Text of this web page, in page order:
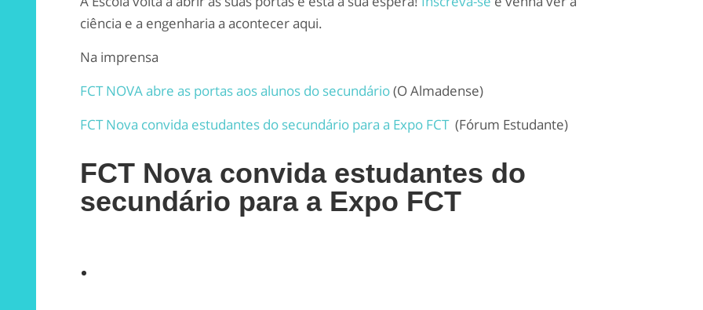
ciência e a engenharia a acontecer aqui.
Na imprensa
FCT NOVA abre as portas aos alunos do secundário(O Almadense)
FCT Nova convida estudantes do secundário para a Expo FCT (Fórum Estudante)
FCT Nova convida estudantes do
secundário para a Expo FCT